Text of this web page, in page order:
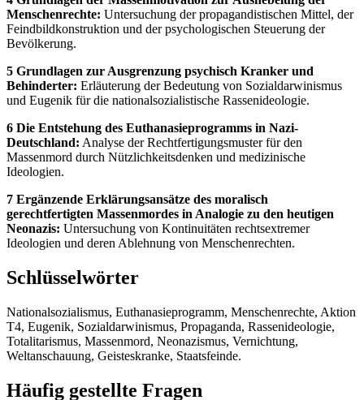
Menschenrechte: Untersuchung der propagandistischen Mittel, der
Feindbildkonstruktion und der psychologischen Steuerung der
Bevölkerung.
5 Grundlagen zur Ausgrenzung psychisch Kranker und
Behinderter: Erläuterung der Bedeutung von Sozialdarwinismus
und Eugenik für die nationalsozialistische Rassenideologie.
6 Die Entstehung des Euthanasieprogramms in Nazi-
Deutschland: Analyse der Rechtfertigungsmuster für den
Massenmord durch Nützlichkeitsdenken und medizinische
Ideologien.
7 Ergänzende Erklärungsansätze des moralisch
gerechtfertigten Massenmordes in Analogie zu den heutigen
Neonazis: Untersuchung von Kontinuitäten rechtsextremer
Ideologien und deren Ablehnung von Menschenrechten.
Schlüsselwörter
Nationalsozialismus, Euthanasieprogramm, Menschenrechte, Aktion
T4, Eugenik, Sozialdarwinismus, Propaganda, Rassenideologie,
Totalitarismus, Massenmord, Neonazismus, Vernichtung,
Weltanschauung, Geisteskranke, Staatsfeinde.
Häufig gestellte Fragen